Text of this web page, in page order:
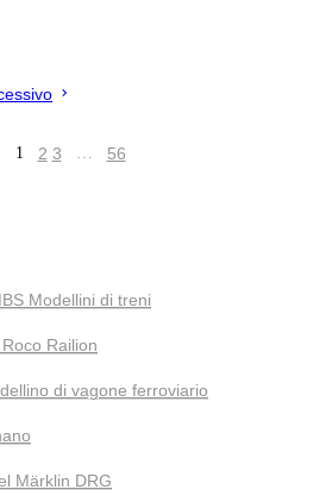
1 2 3 … 56
Modellini di treni
Railion
di vagone ferroviario
Märklin DRG